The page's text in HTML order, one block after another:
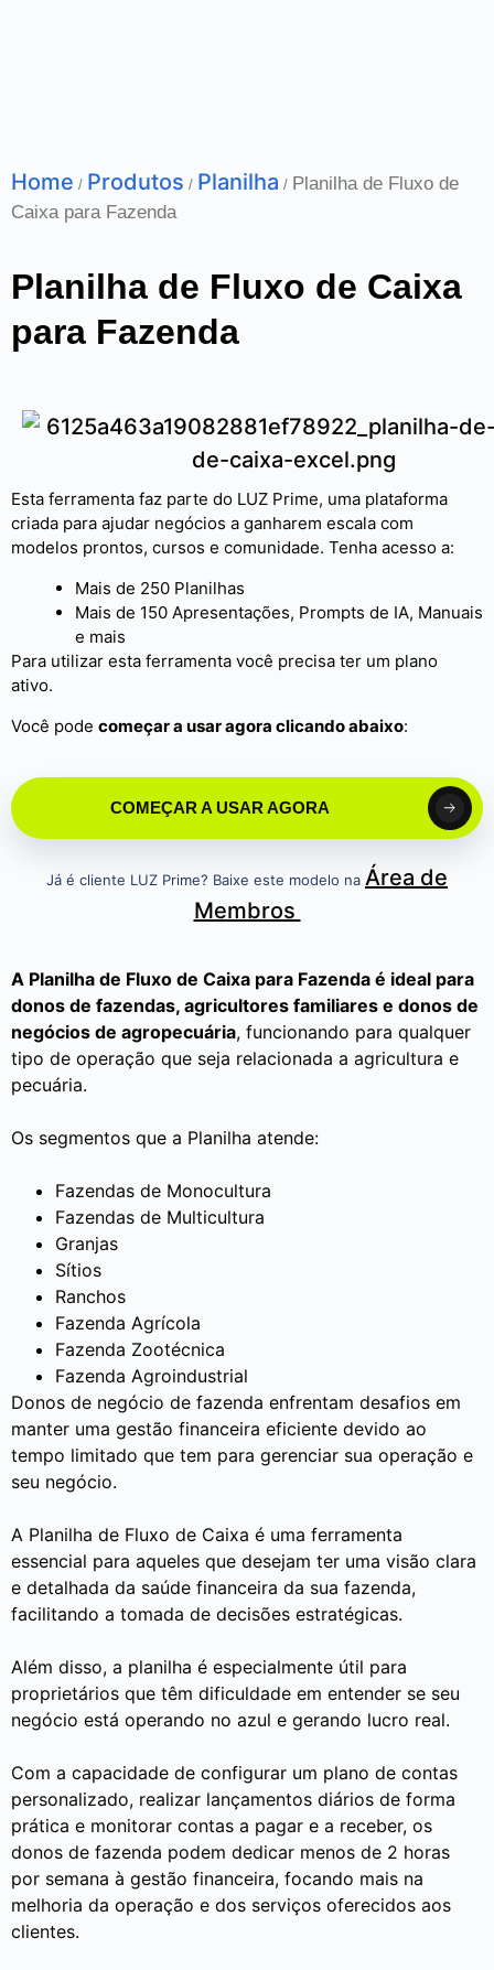
Home / Produtos / Planilha / Planilha de Fluxo de
Caixa para Fazenda
Planilha de Fluxo de Caixa
para Fazenda
Esta ferramenta faz parte do LUZ Prime, uma plataforma
criada para ajudar negócios a ganharem escala com
modelos prontos, cursos e comunidade. Tenha acesso a:
Mais de 250 Planilhas
Mais de 150 Apresentações, Prompts de IA, Manuais
e mais
Para utilizar esta ferramenta você precisa ter um plano
ativo.
Você pode começar a usar agora clicando abaixo:
COMEÇAR A USAR AGORA
Já é cliente LUZ Prime? Baixe este modelo na Área de
Membros
A Planilha de Fluxo de Caixa para Fazenda é ideal para
donos de fazendas, agricultores familiares e donos de
negócios de agropecuária, funcionando para qualquer
tipo de operação que seja relacionada a agricultura e
pecuária.
Os segmentos que a Planilha atende:
Fazendas de Monocultura
Fazendas de Multicultura
Granjas
Sítios
Ranchos
Fazenda Agrícola
Fazenda Zootécnica
Fazenda Agroindustrial
Donos de negócio de fazenda enfrentam desafios em
manter uma gestão financeira eficiente devido ao
tempo limitado que tem para gerenciar sua operação e
seu negócio.
A Planilha de Fluxo de Caixa é uma ferramenta
essencial para aqueles que desejam ter uma visão clara
e detalhada da saúde financeira da sua fazenda,
facilitando a tomada de decisões estratégicas.
Além disso, a planilha é especialmente útil para
proprietários que têm dificuldade em entender se seu
negócio está operando no azul e gerando lucro real.
Com a capacidade de configurar um plano de contas
personalizado, realizar lançamentos diários de forma
prática e monitorar contas a pagar e a receber, os
donos de fazenda podem dedicar menos de 2 horas
por semana à gestão financeira, focando mais na
melhoria da operação e dos serviços oferecidos aos
clientes.